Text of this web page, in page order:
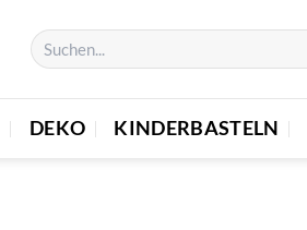
DEKO KINDERBASTELN